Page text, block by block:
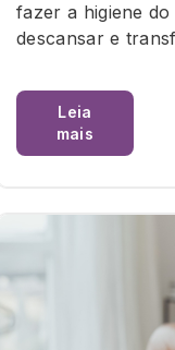
fazer a higiene
descansar e
Leia
mais